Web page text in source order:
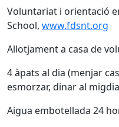
Voluntariat i orientació
School, www.fdsnt.org
Allotjament a casa de
4 àpats al dia (menjar
esmorzar, dinar al
Aigua embotellada 24